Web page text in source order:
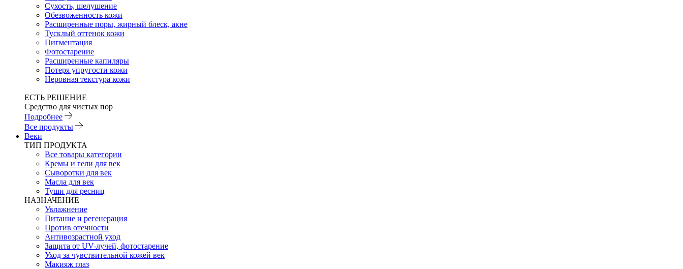
Сухость, шелушение
Обезвоженность кожи
Расширенные поры, жирный блеск, акне
Тусклый оттенок кожи
Пигментация
Фотостарение
Расширенные капиляры
Потеря упругости кожи
Неровная текстура кожи
ЕСТЬ РЕШЕНИЕ
Средство для чистых пор
Подробнее
Все продукты
Веки
ТИП ПРОДУКТА
Все товары категории
Кремы и гели для век
Сыворотки для век
Масла для век
Туши для ресниц
НАЗНАЧЕНИЕ
Увлажнение
Питание и регенерация
Против отечности
Антивозрастной уход
Защита от UV-лучей, фотостарение
Уход за чувствительной кожей век
Макияж глаз